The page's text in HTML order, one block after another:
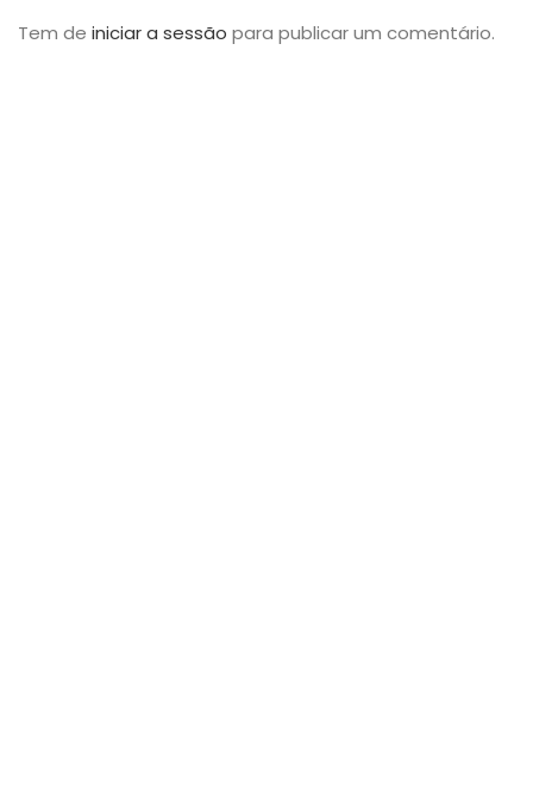
Tem de iniciar a sessão para publicar um comentário.